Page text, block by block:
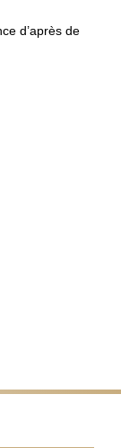
d’après de